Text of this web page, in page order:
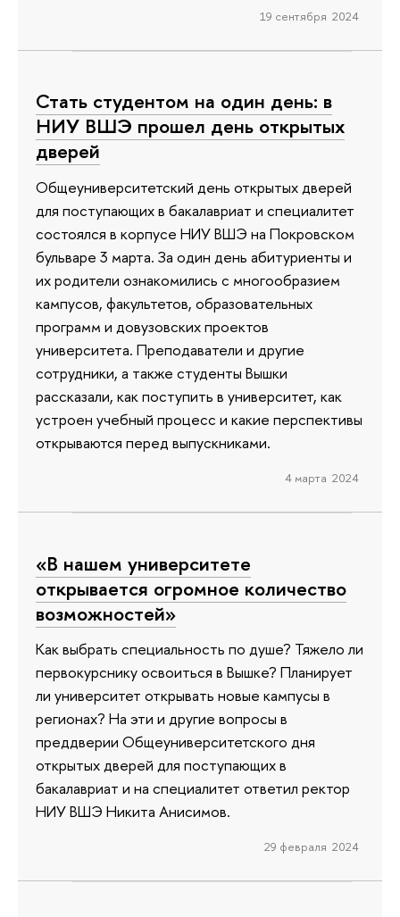
19 сентября 2024
Стать студентом на один день: в
НИУ ВШЭ прошел день открытых
дверей
Общеуниверситетский день открытых дверей
для поступающих в бакалавриат и специалитет
состоялся в корпусе НИУ ВШЭ на Покровском
бульваре 3 марта. За один день абитуриенты и
их родители ознакомились с многообразием
кампусов, факультетов, образовательных
программ и довузовских проектов
университета. Преподаватели и другие
сотрудники, а также студенты Вышки
рассказали, как поступить в университет, как
устроен учебный процесс и какие перспективы
открываются перед выпускниками.
4 марта 2024
«В нашем университете
открывается огромное количество
возможностей»
Как выбрать специальность по душе? Тяжело ли
первокурснику освоиться в Вышке? Планирует
ли университет открывать новые кампусы в
регионах? На эти и другие вопросы в
преддверии Общеуниверситетского дня
открытых дверей для поступающих в
бакалавриат и на специалитет ответил ректор
НИУ ВШЭ Никита Анисимов.
29 февраля 2024